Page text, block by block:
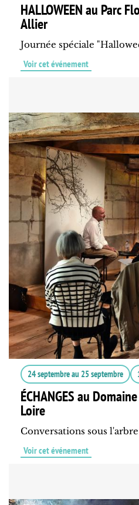
HALLOWEEN au Parc
Allier
Journée spéciale
Voir cet événement
24 septembreau 25 septembre
ÉCHANGES au
Loire
Conversations sous l'arbre
Voir cet événement